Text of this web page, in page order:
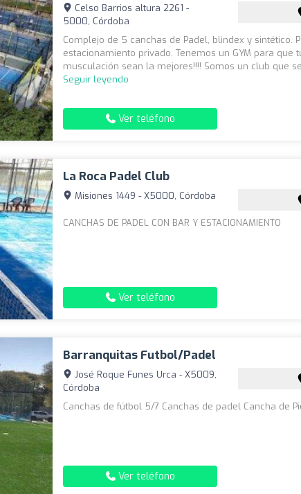
Celso Barrios altura 2261 -
5000, Córdoba
Complejo de 5 canchas de Padel, blindex y sintético.
estacionamiento privado. Tenemos un GYM para que
musculación sean la mejores!!!! Somos un club que
Seguir leyendo
Ver teléfono
La Roca Padel Club
Misiones 1449 - X5000, Córdoba
CANCHAS DE PADEL CON BAR Y ESTACIONAMIENTO
Ver teléfono
Barranquitas Futbol/Padel
José Roque Funes Urca - X5009,
Córdoba
Canchas de fútbol 5/7 Canchas de padel Cancha de
Ver teléfono